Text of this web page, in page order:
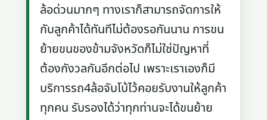
ล้อด่วนมากๆ ทางเราก็สามารถจัดการให้
กับลูกค้าได้ทันทีไม่ต้องรอกันนาน การขน
ย้ายขนของข้ามจังหวัดก็ไม่ใช่ปัญหาที่
ต้องกังวลกันอีกต่อไป เพราะเราเองก็มี
บริการรถ4ล้อจับโบ้ไว้คอยรับงานให้ลูกค้า
ทุกคน รับรองได้ว่าทุกท่านจะได้ขนย้าย